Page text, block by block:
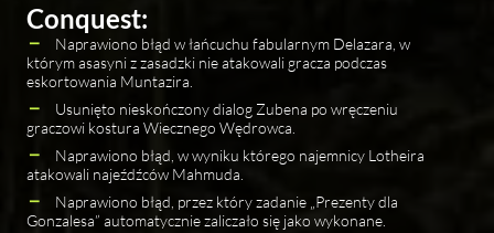
Conquest:
Naprawiono błąd w łańcuchu fabularnym Delazara, w
którym asasyni z zasadzki nie atakowali gracza podczas
eskortowania Muntazira.
Usunięto nieskończony dialog Zubena po wręczeniu
graczowi kostura Wiecznego Wędrowca.
Naprawiono błąd, w wyniku którego najemnicy Lotheira
atakowali najeźdźców Mahmuda.
Naprawiono błąd, przez który zadanie „Prezenty dla
Gonzalesa” automatycznie zaliczało się jako wykonane.